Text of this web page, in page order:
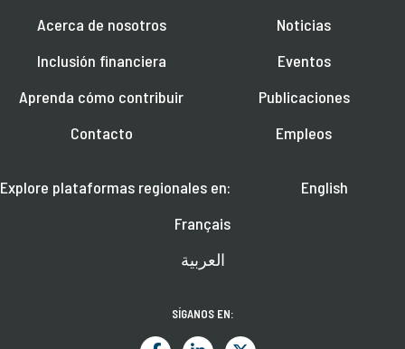
Acerca de nosotros
Inclusión financiera
Aprenda cómo contribuir
Contacto
Noticias
Eventos
Publicaciones
Empleos
Explore plataformas regionales en:
English
Français
العربية
SÍGANOS EN: